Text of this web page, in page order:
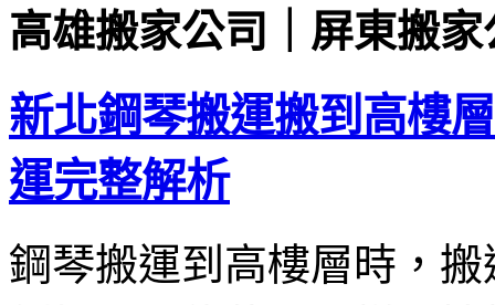
高雄搬家公司｜屏東搬家
新北鋼琴搬運搬到高樓
運完整解析
鋼琴搬運到高樓層時，